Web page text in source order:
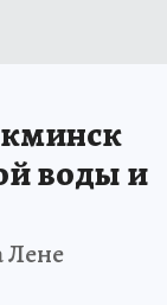
воды и
Лене